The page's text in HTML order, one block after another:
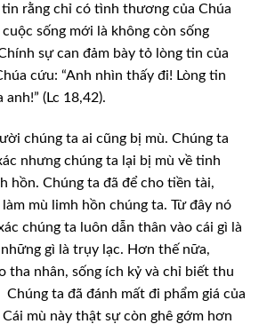
rằng chỉ có tình thương của Chúa
sống mới là không còn sống
sự can đảm bày tỏ lòng tin của
cứu: “Anh nhìn thấy đi! Lòng tin
(Lc 18,42).
chúng ta ai cũng bị mù. Chúng ta
nhưng chúng ta lại bị mù về tinh
hồn. Chúng ta đã để cho tiền tài,
mù limh hồn chúng ta. Từ đây nó
chúng ta luôn dẫn thân vào cái gì là
gì là trụy lạc. Hơn thế nữa,
tha nhân, sống ích kỷ và chỉ biết thu
ta đã đánh mất đi phẩm giá của
mù này thật sự còn ghê gớm hơn